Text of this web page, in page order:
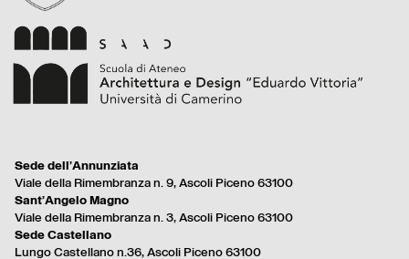
menu
full
Sede dell’Annunziata
Viale della Rimembranza n. 9, Ascoli Piceno 63100
Sant’Angelo Magno
Viale della Rimembranza n. 3, Ascoli Piceno 63100
Sede Castellano
Lungo Castellano n.36, Ascoli Piceno 63100